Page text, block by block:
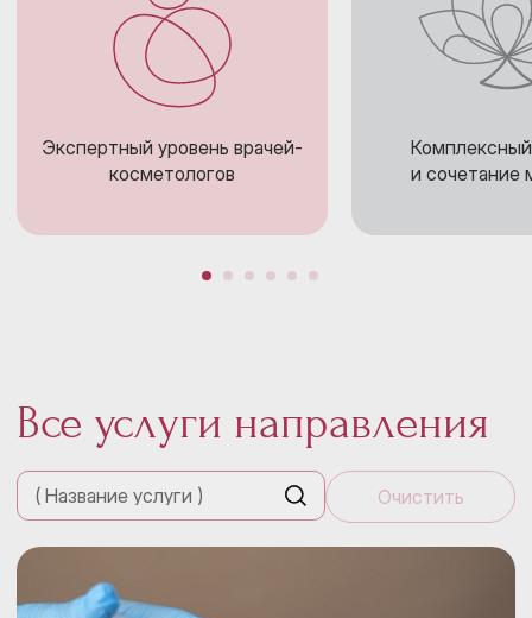
Экспертный уровень врачей-
косметологов
и сочетание
Все услуги направления
Очистить